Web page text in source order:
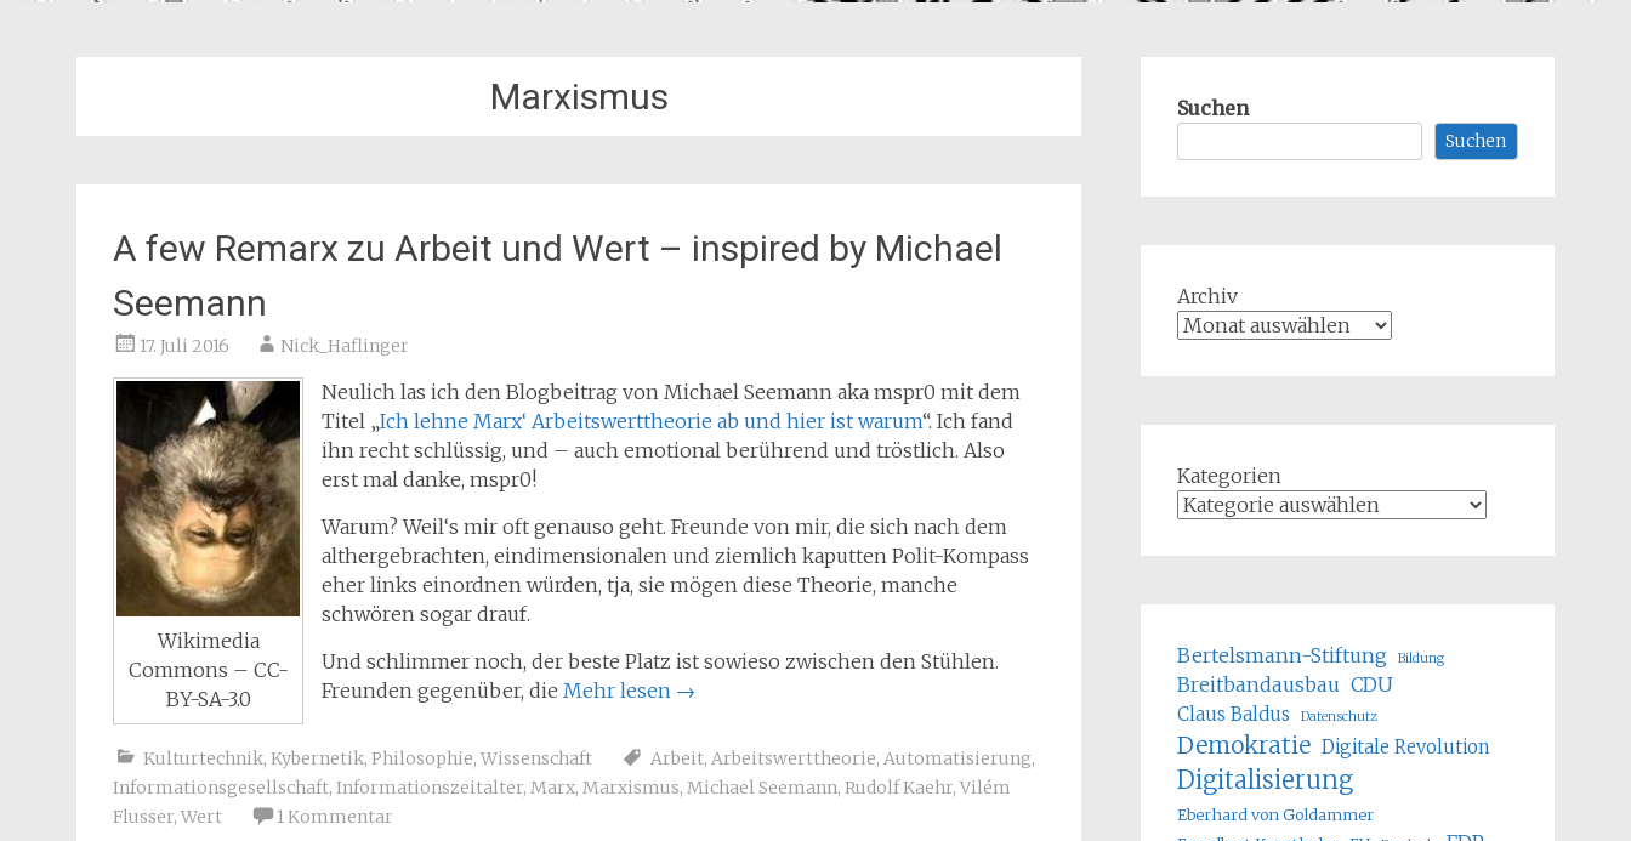
Marxismus
A few Remarx zu Arbeit und Wert – inspired by Michael
Seemann
17. Juli 2016 Nick_Haflinger
Wikimedia
Commons – CC-
BY-SA-3.0
Neulich las ich den Blogbeitrag von Michael Seemann aka mspr0 mit dem
Titel „Ich lehne Marx‘ Arbeitswerttheorie ab und hier ist warum“. Ich fand
ihn recht schlüssig, und – auch emotional berührend und tröstlich. Also
erst mal danke, mspr0!
Warum? Weil‘s mir oft genauso geht. Freunde von mir, die sich nach dem
althergebrachten, eindimensionalen und ziemlich kaputten Polit-Kompass
eher links einordnen würden, tja, sie mögen diese Theorie, manche
schwören sogar drauf.
Und schlimmer noch, der beste Platz ist sowieso zwischen den Stühlen.
Freunden gegenüber, die Mehr lesen →
Kulturtechnik, Kybernetik, Philosophie, Wissenschaft Arbeit, Arbeitswerttheorie, Automatisierung,
Informationsgesellschaft, Informationszeitalter, Marx, Marxismus, Michael Seemann, Rudolf Kaehr, Vilém
Flusser, Wert 1 Kommentar
Suchen
Suchen
Archiv
Kategorien
Bertelsmann-Stiftung Bildung
Breitbandausbau CDU
Claus Baldus Datenschutz
Demokratie Digitale Revolution
Digitalisierung
Eberhard von Goldammer